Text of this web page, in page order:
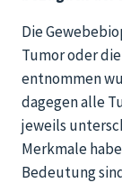
Die
Tumor oder
entnommen
dagegen alle
jeweils
Merkmale
Bedeutung